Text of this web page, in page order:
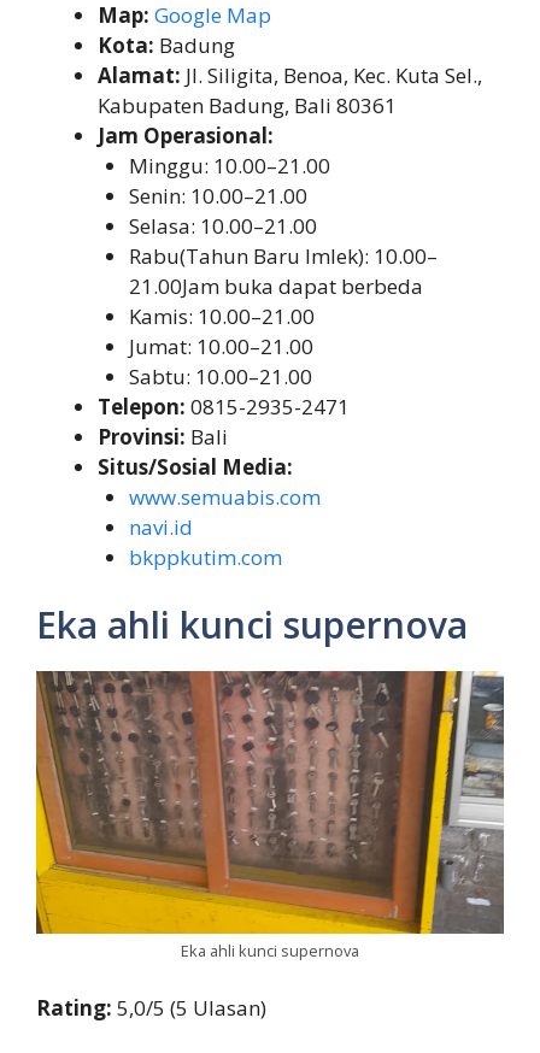
Map: Google Map
Kota: Badung
Alamat: Jl. Siligita, Benoa, Kec. Kuta Sel.,
Kabupaten Badung, Bali 80361
Jam Operasional:
Minggu: 10.00–21.00
Senin: 10.00–21.00
Selasa: 10.00–21.00
Rabu(Tahun Baru Imlek): 10.00–
21.00Jam buka dapat berbeda
Kamis: 10.00–21.00
Jumat: 10.00–21.00
Sabtu: 10.00–21.00
Telepon: 0815-2935-2471
Provinsi: Bali
Situs/Sosial Media:
www.semuabis.com
navi.id
bkppkutim.com
Eka ahli kunci supernova
Eka ahli kunci supernova
Rating: 5,0/5 (5 Ulasan)